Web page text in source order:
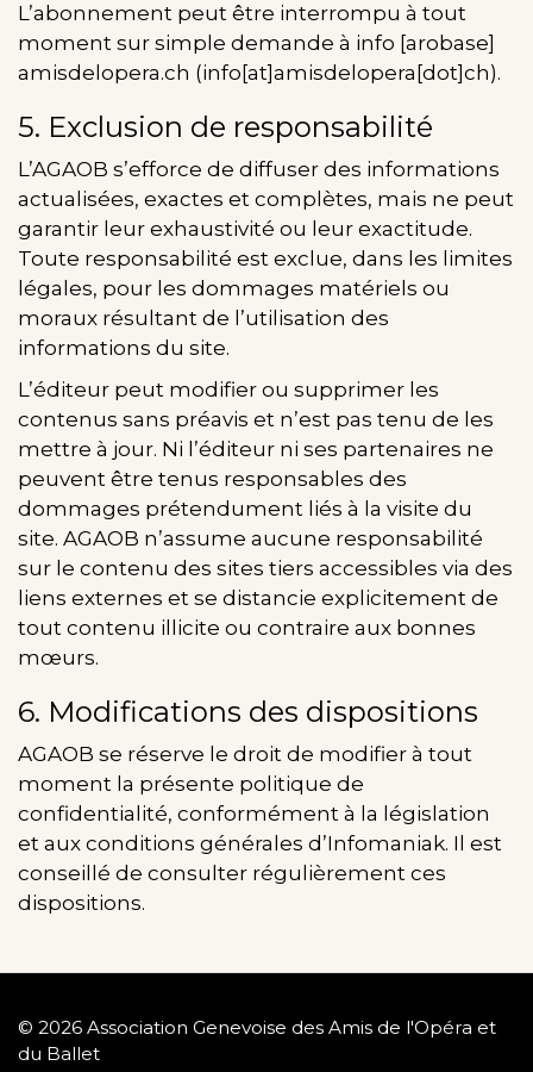
L’abonnement peut être interrompu à tout
moment sur simple demande à info [arobase]
amisdelopera.ch (info[at]amisdelopera[dot]ch).
5. Exclusion de responsabilité
L’AGAOB s’efforce de diffuser des informations
actualisées, exactes et complètes, mais ne peut
garantir leur exhaustivité ou leur exactitude.
Toute responsabilité est exclue, dans les limites
légales, pour les dommages matériels ou
moraux résultant de l’utilisation des
informations du site.
L’éditeur peut modifier ou supprimer les
contenus sans préavis et n’est pas tenu de les
mettre à jour. Ni l’éditeur ni ses partenaires ne
peuvent être tenus responsables des
dommages prétendument liés à la visite du
site. AGAOB n’assume aucune responsabilité
sur le contenu des sites tiers accessibles via des
liens externes et se distancie explicitement de
tout contenu illicite ou contraire aux bonnes
mœurs.
6. Modifications des dispositions
AGAOB se réserve le droit de modifier à tout
moment la présente politique de
confidentialité, conformément à la législation
et aux conditions générales d’Infomaniak. Il est
conseillé de consulter régulièrement ces
dispositions.
© 2026 Association Genevoise des Amis de l'Opéra et
du Ballet